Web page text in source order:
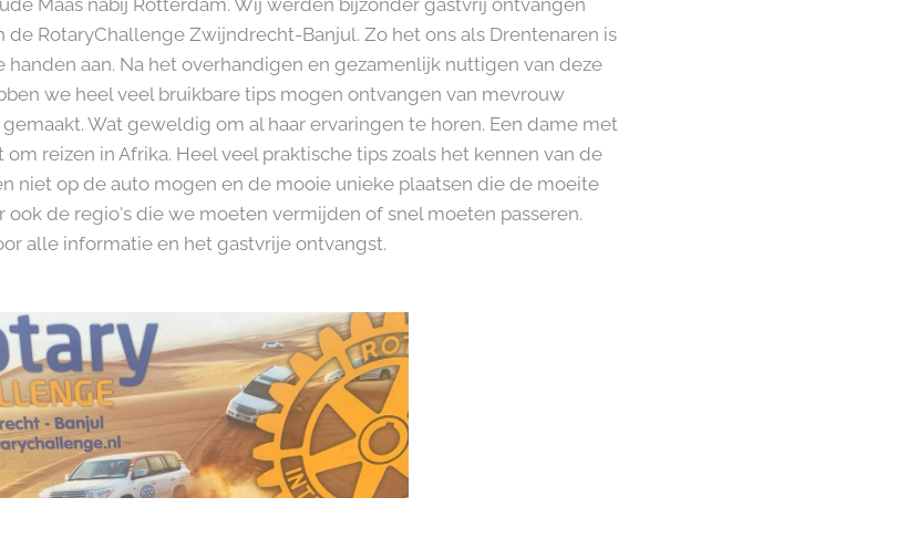
Maas nabij Rotterdam. Wij werden bijzonder gastvrij ontvangen
de RotaryChallenge Zwijndrecht-Banjul. Zo het ons als Drentenaren is
aan. Na het overhandigen en gezamenlijk nuttigen van deze
we heel veel bruikbare tips mogen ontvangen van mevrouw
Wat geweldig om al haar ervaringen te horen. Een dame met
reizen in Afrika. Heel veel praktische tips zoals het kennen van de
niet op de auto mogen en de mooie unieke plaatsen die de moeite
ook de regio's die we moeten vermijden of snel moeten passeren.
alle informatie en het gastvrije ontvangst.